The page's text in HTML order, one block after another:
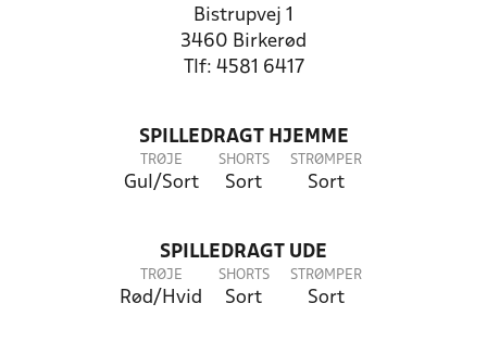
Bistrupvej 1
3460 Birkerød
Tlf: 4581 6417
SPILLEDRAGT HJEMME
TRØJE
Gul/Sort
SHORTS
Sort
STRØMPER
Sort
SPILLEDRAGT UDE
TRØJE
Rød/Hvid
SHORTS
Sort
STRØMPER
Sort